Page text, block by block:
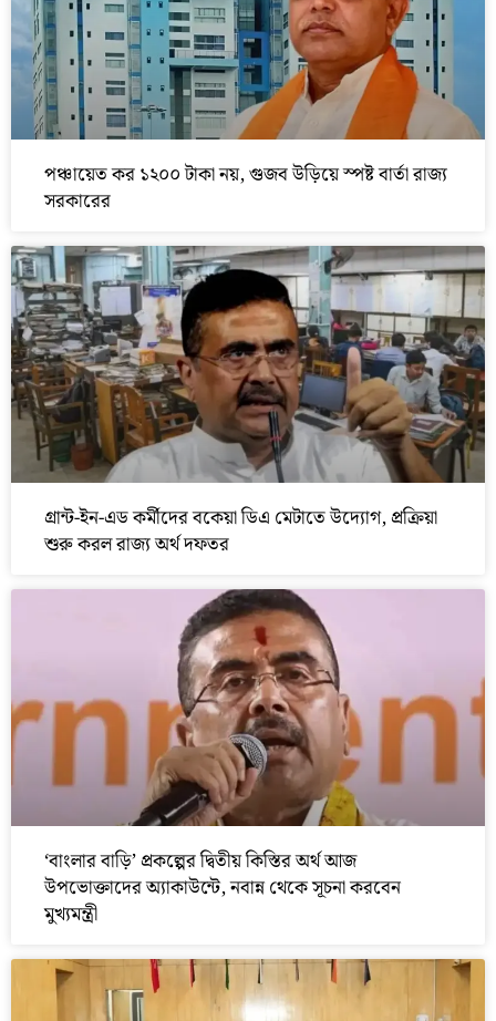
পঞ্চায়েত কর ১২০০ টাকা নয়, গুজব উড়িয়ে স্পষ্ট বার্তা রাজ্য
সরকারের
গ্রান্ট-ইন-এড কর্মীদের বকেয়া ডিএ মেটাতে উদ্যোগ, প্রক্রিয়া
শুরু করল রাজ্য অর্থ দফতর
‘বাংলার বাড়ি’ প্রকল্পের দ্বিতীয় কিস্তির অর্থ আজ
উপভোক্তাদের অ্যাকাউন্টে, নবান্ন থেকে সূচনা করবেন
মুখ্যমন্ত্রী